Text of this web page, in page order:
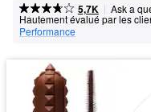
5,7K | Ask a
Hautement évalué par les
Performance